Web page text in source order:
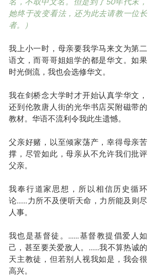
她终于改变看法，还为此去请教一位长
者。）
我上小一时，母亲要我学马来文为第二
语文，而哥哥姐姐学的都是华文。如果
时光倒流，我也会选修华文。
我在剑桥念大学时才开始认真学华文，
还到伦敦唐人街的光华书店买附磁带的
教材。华语不流利令我此生遗憾。
父亲好赌，以至倾家荡产，幸得母亲苦
撑，尽管如此，母亲从不允许我们批评
父亲。
我奉行道家思想，所以相信历史循环
论……力所不及便听天命，力所能及则尽
人事。
我也是基督徒。……基督教提倡爱人如
己，甚至要关爱敌人。……我不算热诚的
天主教徒，但若别人视我如是，我会很
高兴。